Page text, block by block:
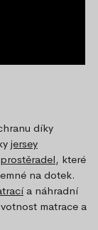
díky
jersey
, které
na dotek.
a náhradní
matrace a